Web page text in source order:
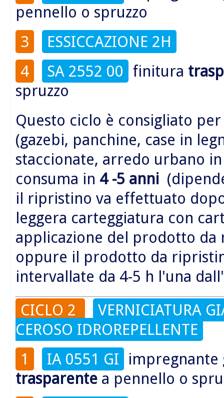
pennello o spruzzo
3
ESSICCAZIONE 2H
4
SA 2552 00 finitura
spruzzo
Questo ciclo è consigliato
(gazebi, panchine, case in
staccionate, arredo urbano
consuma in 4 -5 anni
il ripristino va effettuato
leggera carteggiatura con
applicazione del prodotto
oppure il prodotto da
intervallate da 4-5 h l'una
CICLO 2
VERNICIATURA
CEROSO IDROREPELLENTE
1
IA 0551 GI impregnante
trasparente a pennello o